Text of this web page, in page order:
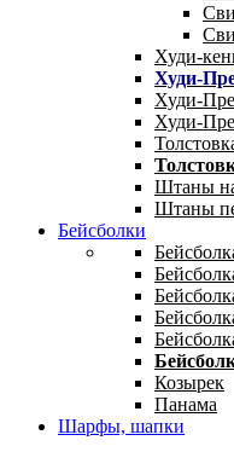
Худи-
Худи-
Худи-
Худи-
Штаны
Штаны
Бейсболки
Козырек
Панама
Шарфы, шапки